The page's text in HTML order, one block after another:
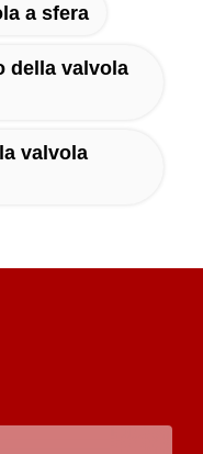
a sfera
della valvola
valvola